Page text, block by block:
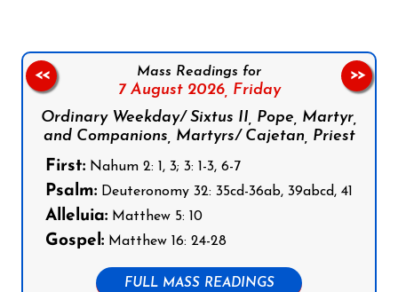
Mass Readings for
7 August 2026, Friday
Ordinary Weekday/ Sixtus II, Pope, Martyr,
and Companions, Martyrs/ Cajetan, Priest
First: Nahum 2: 1, 3; 3: 1-3, 6-7
Psalm: Deuteronomy 32: 35cd-36ab, 39abcd, 41
Alleluia: Matthew 5: 10
Gospel: Matthew 16: 24-28
FULL MASS READINGS
<< >>